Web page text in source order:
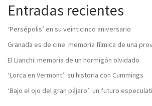
Entradas recientes
‘Persépolis’ en su veinticinco aniversario
Granada es de cine: memoria fílmica de una
El Lianchi: memoria de un hormigón olvidado
‘Lorca en Vermont’: su historia con Cummings
‘Bajo el ojo del gran pájaro’: un futuro